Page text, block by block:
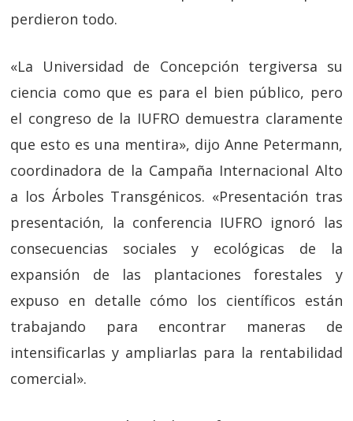
perdieron todo.
«La Universidad de Concepción tergiversa su
ciencia como que es para el bien público, pero
el congreso de la IUFRO demuestra claramente
que esto es una mentira», dijo Anne Petermann,
coordinadora de la Campaña Internacional Alto
a los Árboles Transgénicos. «Presentación tras
presentación, la conferencia IUFRO ignoró las
consecuencias sociales y ecológicas de la
expansión de las plantaciones forestales y
expuso en detalle cómo los científicos están
trabajando para encontrar maneras de
intensificarlas y ampliarlas para la rentabilidad
comercial».